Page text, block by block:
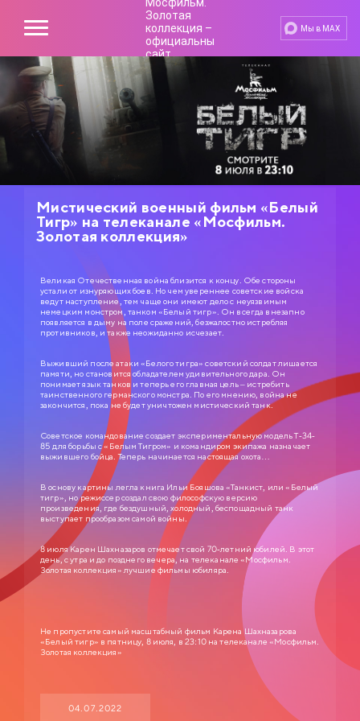
Мы в MAX
Мистический военный фильм «Белый
Тигр» на телеканале «Мосфильм.
Золотая коллекция»
Великая Отечественная война близится к концу. Обе стороны
устали от изнуряющих боев. Но чем увереннее советские войска
ведут наступление, тем чаще они имеют дело с неуязвимым
немецким монстром, танком «Белый тигр». Он всегда внезапно
появляется в дыму на поле сражений, безжалостно истребляя
противников, и также неожиданно исчезает.
Выживший после атаки «Белого тигра» советский солдат лишается
памяти, но становится обладателем удивительного дара. Он
понимает язык танков и теперь его главная цель – истребить
таинственного германского монстра. По его мнению, война не
закончится, пока не будет уничтожен мистический танк.
Советское командование создает экспериментальную модель Т-34-
85 для борьбы с «Белым Тигром» и командиром экипажа назначает
выжившего бойца. Теперь начинается настоящая охота…
В основу картины легла книга Ильи Бояшова «Танкист, или «Белый
тигр», но режиссер создал свою философскую версию
произведения, где бездушный, холодный, беспощадный танк
выступает прообразом самой войны.
8 июля Карен Шахназаров отмечает свой 70-летний юбилей. В этот
день, с утра и до позднего вечера, на телеканале «Мосфильм.
Золотая коллекция» лучшие фильмы юбиляра.
Не пропустите самый масштабный фильм Карена Шахназарова
«Белый тигр» в пятницу, 8 июля, в 23:10 на телеканале «Мосфильм.
Золотая коллекция»
04.07.2022
СЛУЖЕБНЫЙ РОМАН
0+ 1977
ЗОЛОТАЯ КОЛЛЕКЦИЯ МОСФИЛЬМА
Анатолий Ефремович Новосельцев, рядовой служащий одного
статистического управления, — человек робкий и застенчивый. Для него
неплохо бы получить вакантное место зав. отделом, но он не знает как
подступиться к этому делу. Старый приятель Самохвалов советует ему
приударить за Людмилой Прокопьевной Калугиной, — сухарем в юбке и